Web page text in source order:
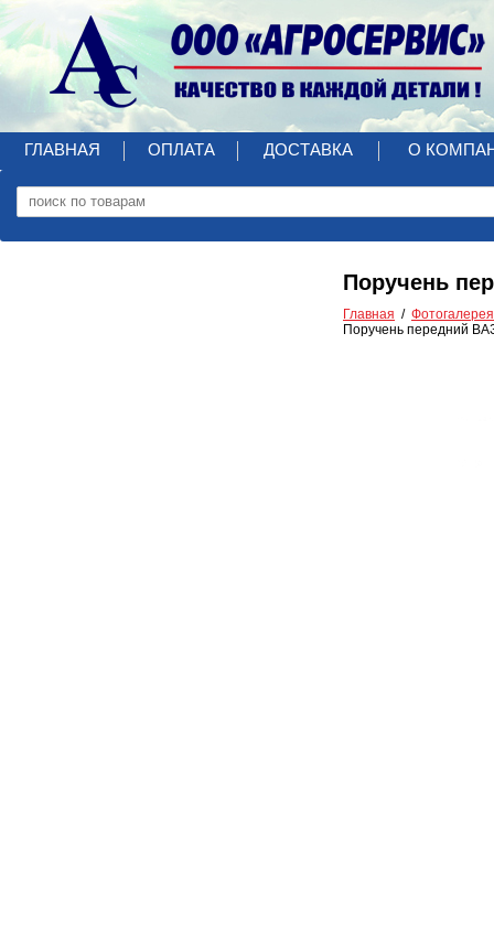
ГЛАВНАЯ ОПЛАТА ДОСТАВКА О
Поручень
Главная
Фотогалерея
Поручень передний